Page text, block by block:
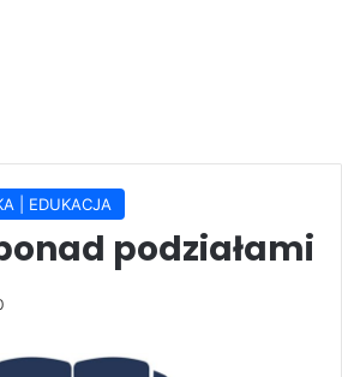
| EDUKACJA
podziałami